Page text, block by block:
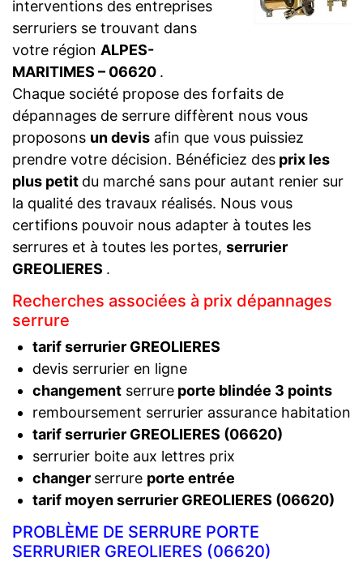
interventions des entreprises
serruriers se trouvant dans
votre région ALPES-
MARITIMES – 06620 .
Chaque société propose des forfaits de
dépannages de serrure diffèrent nous vous
proposons un devis afin que vous puissiez
prendre votre décision. Bénéficiez des prix les
plus petit du marché sans pour autant renier sur
la qualité des travaux réalisés. Nous vous
certifions pouvoir nous adapter à toutes les
serrures et à toutes les portes, serrurier
GREOLIERES .
Recherches associées à prix dépannages
serrure
tarif serrurier GREOLIERES
devis serrurier en ligne
changementserrureporte blindée 3 points
remboursement serrurier assurance habitation
tarif serrurier GREOLIERES (06620)
serrurier boite aux lettres prix
changer serrure porte entrée
tarif moyen serrurier GREOLIERES (06620)
PROBLÈME DE SERRURE PORTE
SERRURIER GREOLIERES (06620)